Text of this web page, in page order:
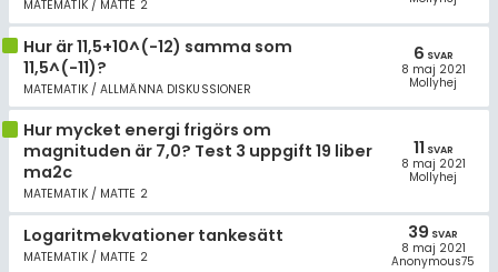
MATEMATIK / MATTE 2
Hur är 11,5+10^(-12) samma som
11,5^(-11)?
MATEMATIK / ALLMÄNNA DISKUSSIONER
6 SVAR
8 maj 2021
Mollyhej
Hur mycket energi frigörs om
magnituden är 7,0? Test 3 uppgift 19 liber
ma2c
MATEMATIK / MATTE 2
11 SVAR
8 maj 2021
Mollyhej
Logaritmekvationer tankesätt
MATEMATIK / MATTE 2
39 SVAR
8 maj 2021
Anonymous75